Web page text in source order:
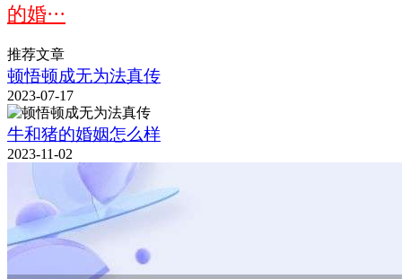
的婚···
推荐文章
顿悟顿成无为法真传
2023-07-17
牛和猪的婚姻怎么样
2023-11-02